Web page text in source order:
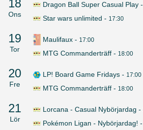
18
Ons
Dragon Ball Super Casual Play -
Star wars unlimited - 17:30
19
Tor
Maulifaux - 17:00
MTG Commanderträff - 18:00
20
Fre
LP! Board Game Fridays - 17:00
MTG Commanderträff - 18:00
21
Lör
Lorcana - Casual Nybörjardag -
Pokémon Ligan - Nybörjardag! -